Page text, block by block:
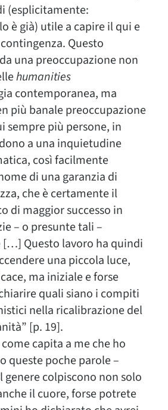
(esplicitamente:
è già) utile a capire il qui e
Questo
una preoccupazione non
humanities
contemporanea, ma
più banale preoccupazione
sempre più persone, in
a una inquietudine
così facilmente
di una garanzia di
che è certamente il
di maggior successo in
– o presunte tali –
Questo lavoro ha quindi
una piccola luce,
ma iniziale e forse
quali siano i compiti
nella ricalibrazione del
[p. 19].
capita a me che ho
queste poche parole –
colpiscono non solo
il cuore, forse potrete